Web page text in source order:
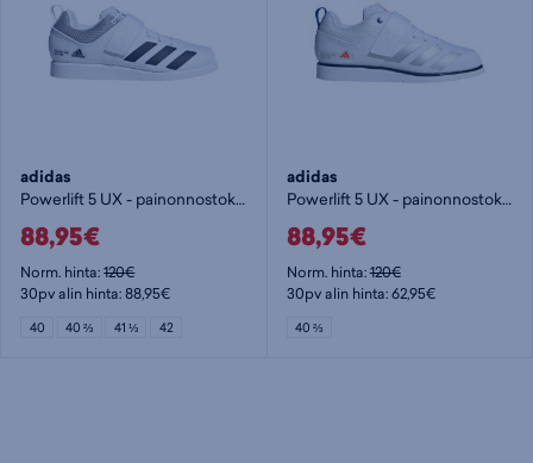
adidas
Powerlift 5 UX - painonnostokengät
88,95€
Norm. hinta:120€
30pv alin hinta: 88,95€
40 40 ⅔ 41 ⅓ 42
adidas
Powerlift 5 UX - painonnostokengät
88,95€
Norm. hinta:120€
30pv alin hinta: 62,95€
40 ⅔